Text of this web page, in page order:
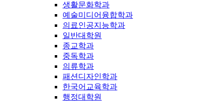
생활문화학과
예술미디어융합학과
의료인공지능학과
일반대학원
종교학과
중독학과
의류학과
패션디자인학과
한국어교육학과
행정대학원